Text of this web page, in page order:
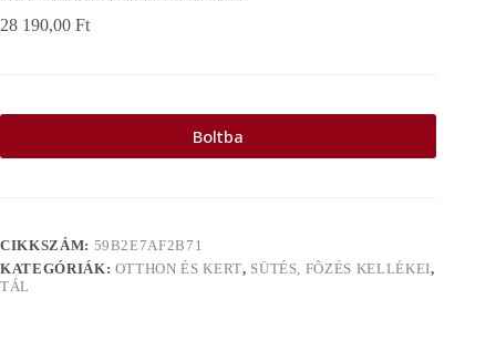
28 190,00 Ft
Boltba
CIKKSZÁM: 59B2E7AF2B71
KATEGÓRIÁK: OTTHON ÉS KERT, SÜTÉS, FÕZÉS KELLÉKEI,
TÁL